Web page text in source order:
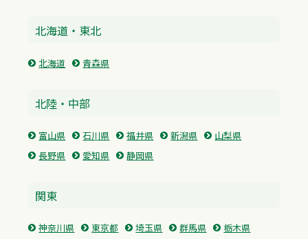
北海道・東北
北海道 青森県
北陸・中部
富山県 石川県 福井県 新潟県
山梨県
長野県
愛知県 静岡県
関東
神奈川県 東京都 埼玉県 群馬県
栃木県